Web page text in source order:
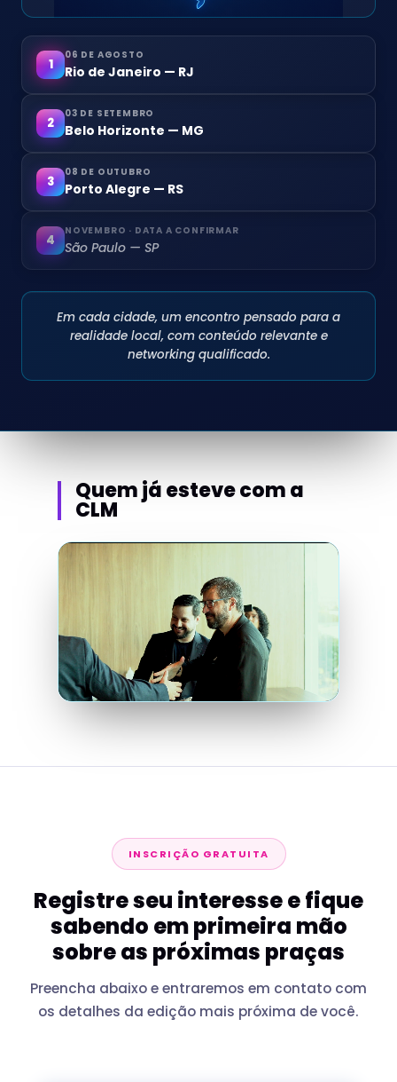
1
06 DE AGOSTO
Rio de Janeiro — RJ
2
03 DE SETEMBRO
Belo Horizonte — MG
3
08 DE OUTUBRO
Porto Alegre — RS
4
NOVEMBRO · DATA A CONFIRMAR
São Paulo — SP
Em cada cidade, um encontro pensado para a
realidade local, com conteúdo relevante e
networking qualificado.
Quem já esteve com a
CLM
INSCRIÇÃO GRATUITA
Registre seu interesse e fique
sabendo em primeira mão
sobre as próximas praças
Preencha abaixo e entraremos em contato com
os detalhes da edição mais próxima de você.